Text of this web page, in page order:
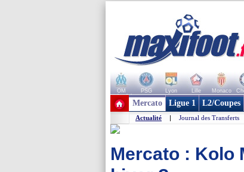
OM PSG Lyon Lille Monaco
+ de clubs
Mercato Ligue 1 L2/Coupes
Actualité | Journal des Transferts
Mercato : Kolo